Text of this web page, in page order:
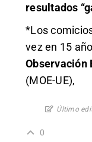
resultados
*Los
vez en 15
Observación
(MOE-UE),
Último
0